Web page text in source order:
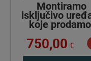
Montiramo
isključivo
koje
750,00 €